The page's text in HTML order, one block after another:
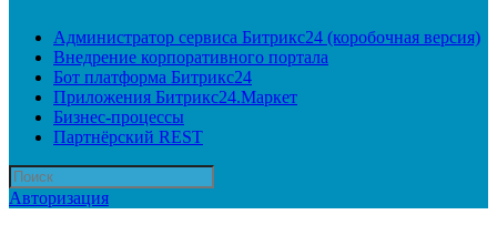
Администратор сервиса Битрикс24 (коробочная версия)
Внедрение корпоративного портала
Бот платформа Битрикс24
Приложения Битрикс24.Маркет
Бизнес-процессы
Партнёрский REST
Авторизация